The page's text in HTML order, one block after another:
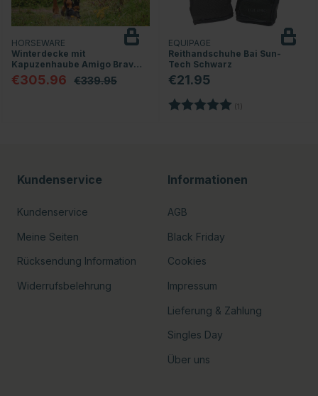
HORSEWARE
Winterdecke mit
Kapuzenhaube Amigo Bravo
12 Plus Bundle
(50g+100g+200g
€305.96 €339.95
EQUIPAGE
Reithandschuhe Bai Sun-
Tech Schwarz
€21.95
Bewertung: (1)
Kundenservice
Kundenservice
Meine Seiten
Rücksendung Information
Widerrufsbelehrung
Informationen
AGB
Black Friday
Cookies
Impressum
Lieferung & Zahlung
Singles Day
Über uns